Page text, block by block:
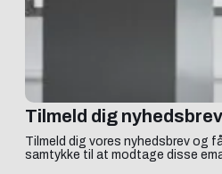
Tilmeld dig nyhedsbrev
Tilmeld dig vores nyhedsbrev og
samtykke til at modtage disse